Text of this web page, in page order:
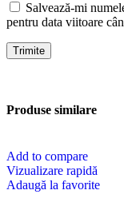
Salvează-mi
pentru data viitoare
Produse similare
Add to compare
Vizualizare rapidă
Adaugă la favorite